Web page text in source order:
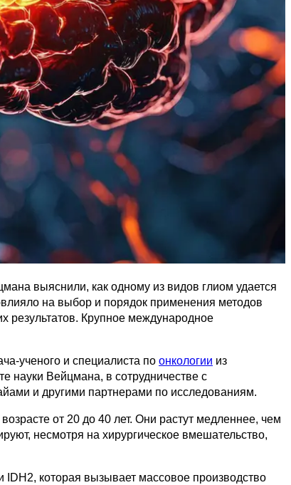
выяснили, как одному из видов глиом удается
на выбор и порядок применения методов
результатов. Крупное международное
ученого и специалиста по онкологии из
науки Вейцмана, в сотрудничестве с
и другими партнерами по исследованиям.
от 20 до 40 лет. Они растут медленнее, чем
несмотря на хирургическое вмешательство,
IDH2, которая вызывает массовое производство